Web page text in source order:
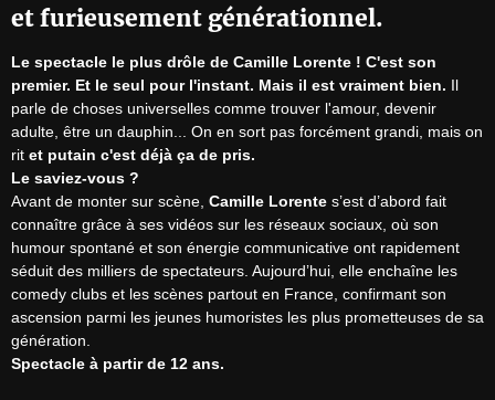
et furieusement générationnel.
Le spectacle le plus drôle de Camille Lorente ! C'est son
premier. Et le seul pour l'instant. Mais il est vraiment bien. Il
parle de choses universelles comme trouver l'amour, devenir
adulte, être un dauphin... On en sort pas forcément grandi, mais on
rit et putain c'est déjà ça de pris.
Le saviez-vous ?
Avant de monter sur scène, Camille Lorente s’est d’abord fait
connaître grâce à ses vidéos sur les réseaux sociaux, où son
humour spontané et son énergie communicative ont rapidement
séduit des milliers de spectateurs. Aujourd’hui, elle enchaîne les
comedy clubs et les scènes partout en France, confirmant son
ascension parmi les jeunes humoristes les plus prometteuses de sa
Spectacle à partir de 12 ans.